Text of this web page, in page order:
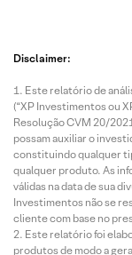
Disclaimer:
Este relatório de
(“XP Investimentos ou
Resolução CVM 20/
possam auxiliar o
constituindo qualquer
qualquer produto. As
válidas na data de sua
Investimentos não se
cliente com base no
Este relatório foi
produtos de modo a